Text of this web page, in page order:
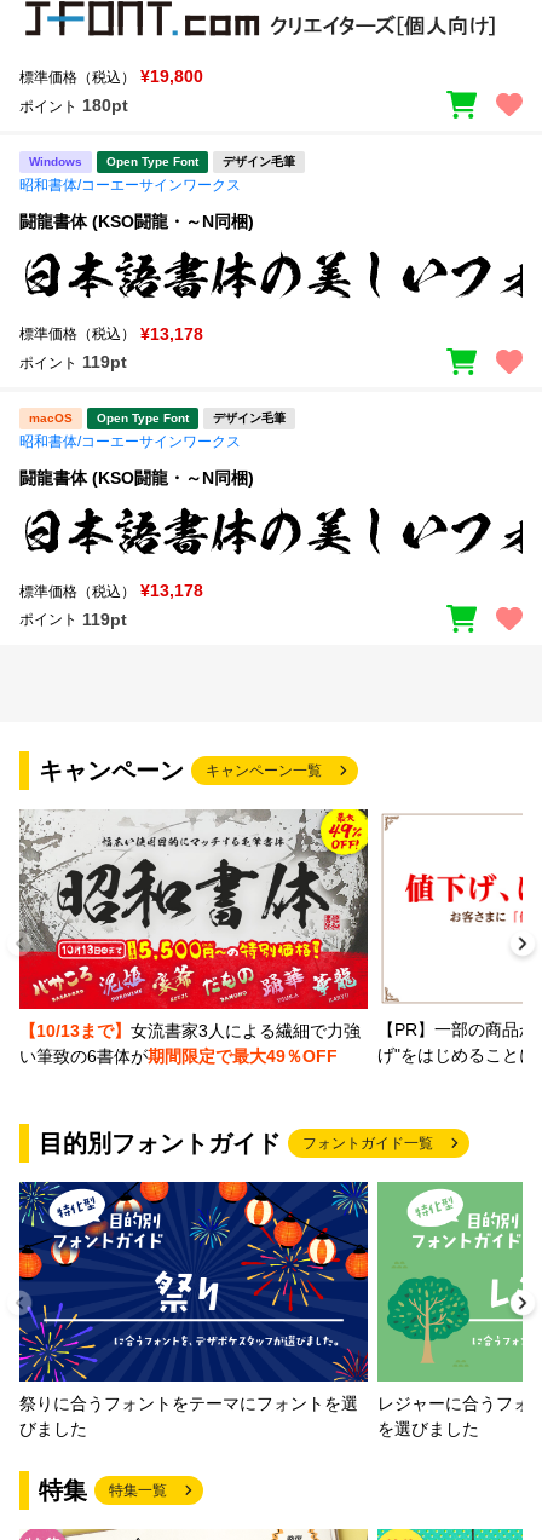
標準価格（税込） ¥19,800
ポイント 180pt
Windows Open Type Font デザイン毛筆
昭和書体/コーエーサインワークス
闘龍書体 (KSO闘龍・～N同梱)
標準価格（税込） ¥13,178
ポイント 119pt
macOS Open Type Font デザイン毛筆
昭和書体/コーエーサインワークス
闘龍書体 (KSO闘龍・～N同梱)
標準価格（税込） ¥13,178
ポイント 119pt
キャンペーン キャンペーン一覧
【10/13まで】 女流書家3人による繊細で力強
い筆致の6書体が期間限定で最大49％OFF
【PR】一部の商品
げ"をはじめること
目的別フォントガイド フォントガイド一覧
祭りに合うフォントをテーマにフォントを選
びました
レジャーに合うフォ
を選びました
特集 特集一覧